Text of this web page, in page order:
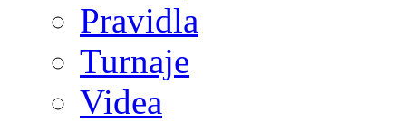
Pravidla
Turnaje
Videa